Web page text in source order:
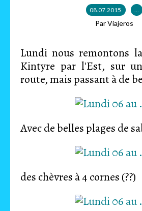
08.07.2015 …
Par Viajeros
Lundi nous remontons
Kintyre par l'Est, sur
route, mais passant à de
Avec de belles plages de
des chèvres à 4 cornes (??)